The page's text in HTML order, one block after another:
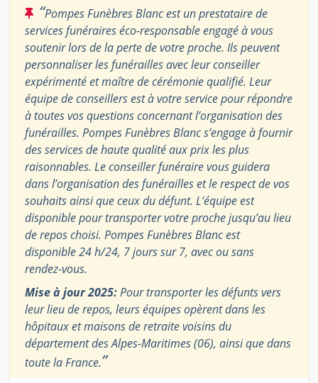
“Pompes Funèbres Blanc est un prestataire de
services funéraires éco-responsable engagé à vous
soutenir lors de la perte de votre proche. Ils peuvent
personnaliser les funérailles avec leur conseiller
expérimenté et maître de cérémonie qualifié. Leur
équipe de conseillers est à votre service pour répondre
à toutes vos questions concernant l’organisation des
funérailles. Pompes Funèbres Blanc s’engage à fournir
des services de haute qualité aux prix les plus
raisonnables. Le conseiller funéraire vous guidera
dans l’organisation des funérailles et le respect de vos
souhaits ainsi que ceux du défunt. L’équipe est
disponible pour transporter votre proche jusqu’au lieu
de repos choisi. Pompes Funèbres Blanc est
disponible 24 h/24, 7 jours sur 7, avec ou sans
rendez-vous.
Mise à jour 2025:Pour transporter les défunts vers
leur lieu de repos, leurs équipes opèrent dans les
hôpitaux et maisons de retraite voisins du
département des Alpes-Maritimes (06), ainsi que dans
toute la France.”